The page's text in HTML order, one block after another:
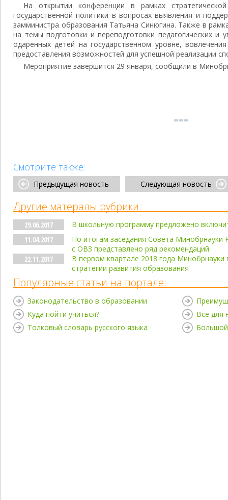
На открытии конференции в рамках
государственной политики в вопросах выявления и
замминистра образования Татьяна Синюгина. Также в
на темы подготовки и переподготовки педагогических и
одаренных детей на государственном уровне,
предоставления возможностей для успешной реализации
Мероприятие завершится 29 января, сообщили в
Смотрите также:
Предыдущая новость Следующая новость
Другие матералы рубрики:
29.06.2017
В школьную программу предложено
11.04.2017
По итогам заседания Совета
с ОВЗ представлено ряд рекомендаций
22.11.2017
В первом квартале 2018 года Минобрнауки
стратегии развития образования
Популярные статьи на портале:
Законодательство в образовании
Куда пойти учиться?
Толковый словарь русского языка
Все для
Большой